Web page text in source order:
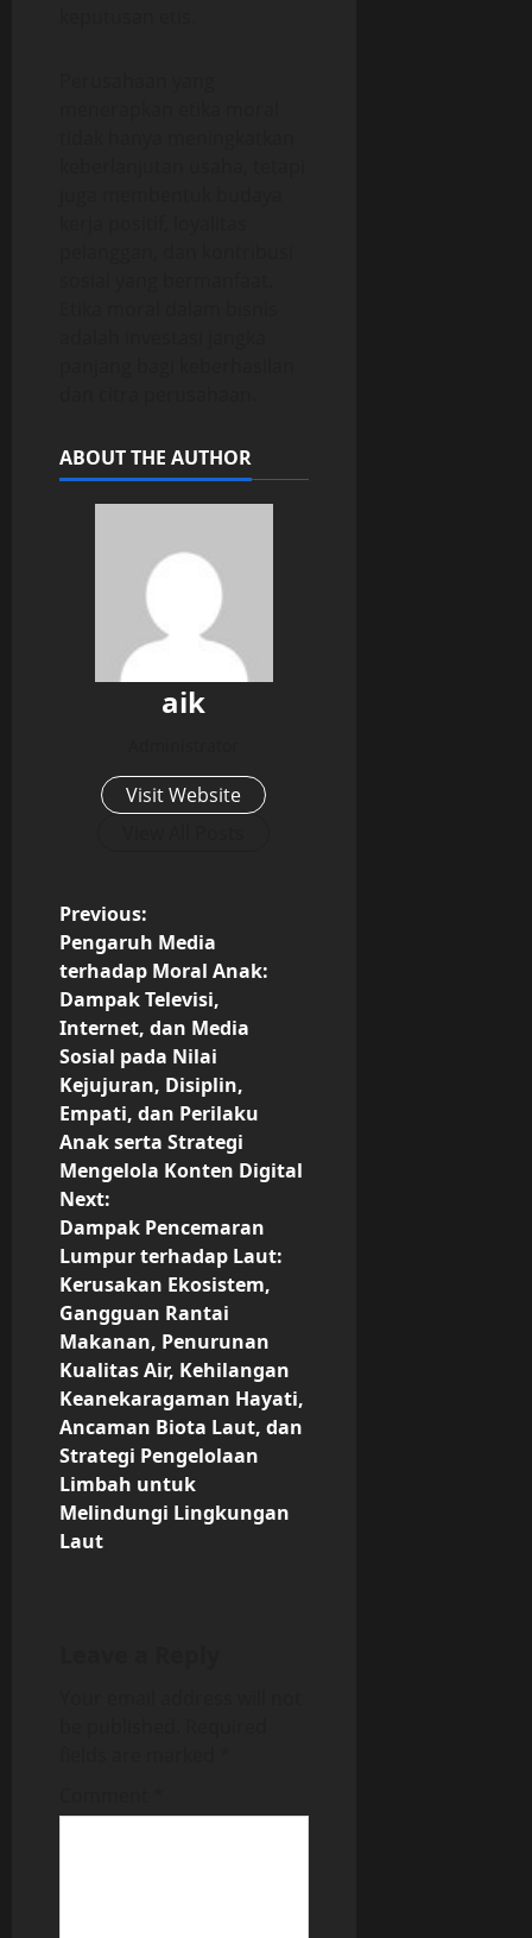
ABOUT THE AUTHOR
aik
Visit Website
P
o
s
t
n
a
v
i
g
a
t
i
o
Previous:
Pengaruh Media
terhadap Moral Anak:
Dampak Televisi,
Internet, dan Media
Sosial pada Nilai
Kejujuran, Disiplin,
Empati, dan Perilaku
Anak serta Strategi
Mengelola Konten Digital
Next:
Dampak Pencemaran
Lumpur terhadap Laut:
Kerusakan Ekosistem,
Gangguan Rantai
Makanan, Penurunan
Kualitas Air, Kehilangan
Keanekaragaman Hayati,
Ancaman Biota Laut, dan
Strategi Pengelolaan
Limbah untuk
Melindungi Lingkungan
Laut